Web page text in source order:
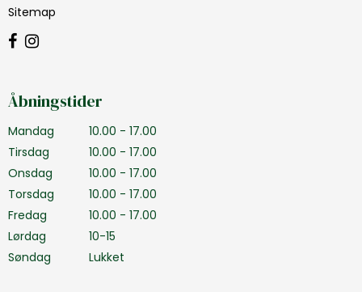
Sitemap
Åbningstider
Mandag
10.00 - 17.00
Tirsdag
10.00 - 17.00
Onsdag
10.00 - 17.00
Torsdag
10.00 - 17.00
Fredag
10.00 - 17.00
Lørdag
10-15
Søndag
Lukket